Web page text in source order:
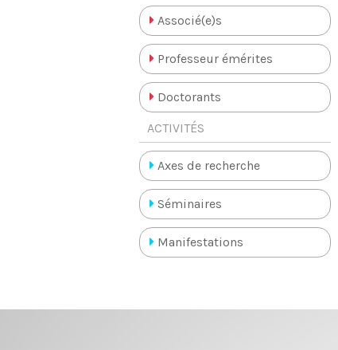
Associé(e)s
Professeur émérites
Doctorants
ACTIVITÉS
Axes de recherche
Séminaires
Manifestations